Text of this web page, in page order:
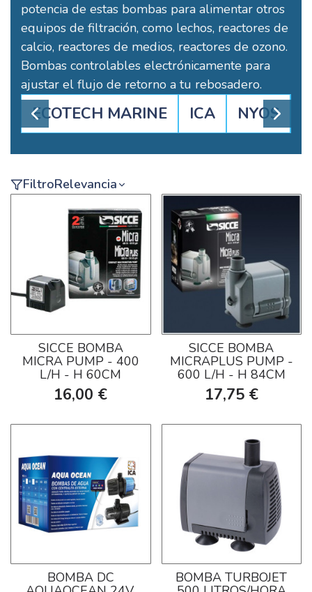
potencia de estas bombas para alimentar otros
equipos de filtración, como lechos, reactores de
calcio, reactores de medios, reactores de ozono.
Bombas controlables electrónicamente para
ajustar el flujo de retorno a tu rebosadero.
ECOTECH MARINE ICA NYOS
FiltroRelevancia
SICCE BOMBA
MICRA PUMP - 400
L/H - H 60CM
16,00 €
SICCE BOMBA
MICRAPLUS PUMP -
600 L/H - H 84CM
17,75 €
BOMBA DC BOMBA TURBOJET